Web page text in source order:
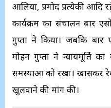
आलिया, प्रमोद प्रत्येकी आदि
कार्यक्रम का संचालन बार
गुप्ता ने किया। जबकि
मोहन गुप्ता ने न्यायमूर्ति
समस्याओं को रखा। खासकर
खुलवाने की मांग की।